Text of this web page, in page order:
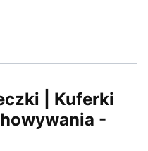
| Kuferki
-